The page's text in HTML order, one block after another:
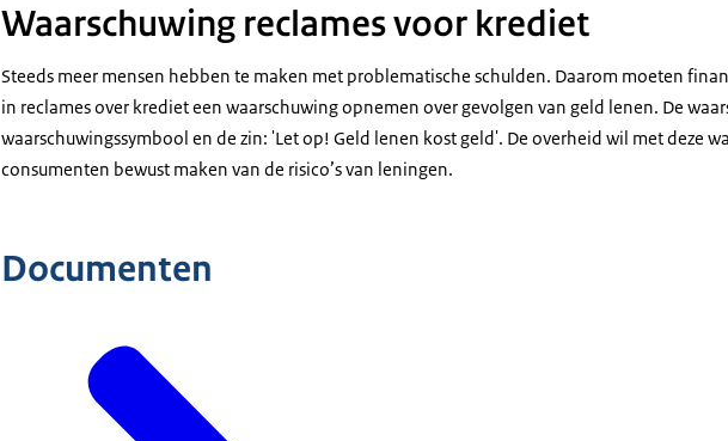
Waarschuwing reclames voor krediet
Steeds meer mensen hebben te maken met problematische schulden. Daarom moeten
in reclames over krediet een waarschuwing opnemen over gevolgen van geld lenen. De
waarschuwingssymbool en de zin: 'Let op! Geld lenen kost geld'. De overheid wil met deze
consumenten bewust maken van de risico’s van leningen.
Documenten